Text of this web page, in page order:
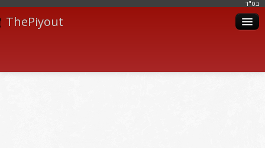
בּס"ד
ThePiyout